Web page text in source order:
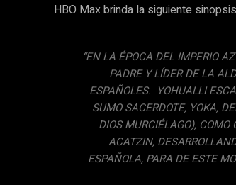
HBO Max brinda la siguiente
“EN LA ÉPOCA DEL IMPERIO
PADRE Y LÍDER DE LA
ESPAÑOLES. YOHUALLI
SUMO SACERDOTE, YOKA,
DIOS MURCIÉLAGO),
ACATZIN,
ESPAÑOLA, PARA DE ESTE